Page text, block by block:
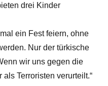
drei Kinder
ein Fest feiern, ohne
Nur der türkische
wir uns gegen die
Ter­ror­is­ten verurteilt.“